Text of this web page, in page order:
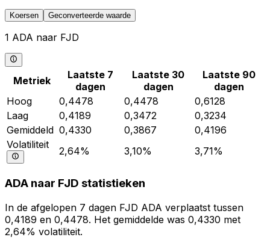
Koersen Geconverteerde waarde
1 ADA naar FJD
Metriek
Laatste 7
dagen
Laatste 30
dagen
Laatste 90
dagen
Hoog
0,4478 0,4478
0,6128
Laag
0,4189 0,3472
0,3234
Gemiddeld 0,4330 0,3867
0,4196
Volatiliteit
2,64% 3,10% 3,71%
ADA naar FJD statistieken
In de afgelopen 7 dagen FJD ADA verplaatst tussen
0,4189 en 0,4478. Het gemiddelde was 0,4330 met
2,64% volatiliteit.